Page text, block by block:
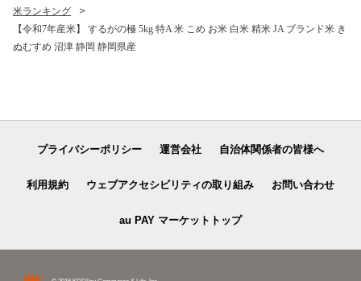
米ランキング
【令和7年産米】 するがの極 5kg 特A 米 こめ お米 白米 精米 JA ブランド米 き
ぬむすめ 沼津 静岡 静岡県産
プライバシーポリシー 運営会社 自治体関係者の皆様へ
利用規約 ウェブアクセシビリティの取り組み お問い合わせ
au PAY マーケットトップ